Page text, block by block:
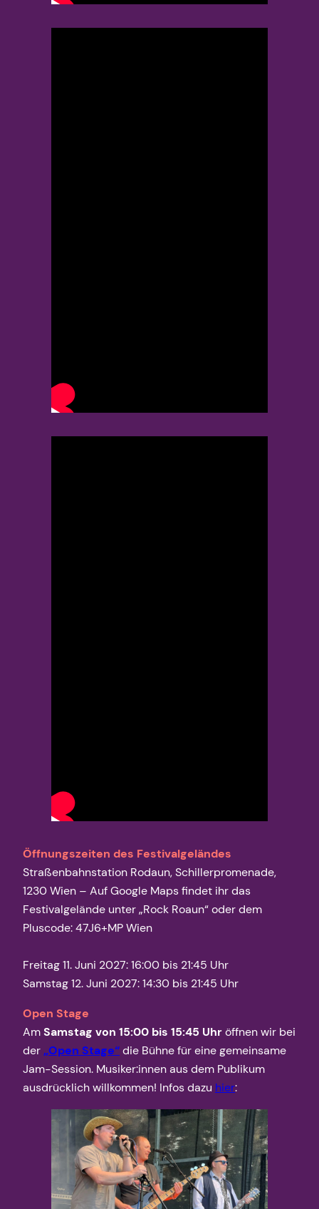
Öffnungszeiten des Festivalgeländes
Straßenbahnstation Rodaun, Schillerpromenade,
1230 Wien – Auf Google Maps findet ihr das
Festivalgelände unter „Rock Roaun“ oder dem
Pluscode: 47J6+MP Wien
Freitag 11. Juni 2027: 16:00 bis 21:45 Uhr
Samstag 12. Juni 2027: 14:30 bis 21:45 Uhr
Open Stage
AmSamstag von 15:00 bis 15:45 Uhröffnen wir bei
der„Open Stage“die Bühne für eine gemeinsame
Jam-Session. Musiker:innen aus dem Publikum
ausdrücklich willkommen! Infos dazu hier: